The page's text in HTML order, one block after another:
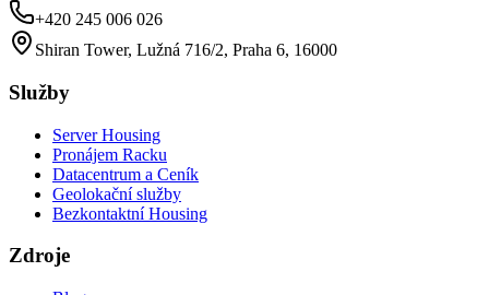
+420 245 006 026
Shiran Tower, Lužná 716/2, Praha 6, 16000
Služby
Server Housing
Pronájem Racku
Datacentrum a Ceník
Geolokační služby
Bezkontaktní Housing
Zdroje